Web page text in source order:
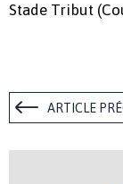
Stade Tribut
ARTICLE